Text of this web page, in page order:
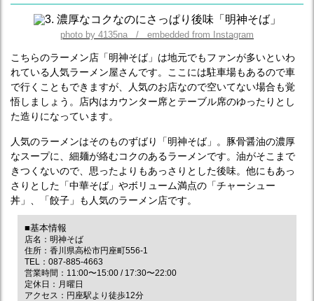
photo by 4135na / embedded from Instagram
こちらのラーメン店「明神そば」は地元でもファンが多いといわ
れている人気ラーメン屋さんです。ここには駐車場もあるので車
で行くこともできますが、人気のお店なので空いてない場合も覚
悟しましょう。店内はカウンター席とテーブル席のゆったりとし
た造りになっています。
人気のラーメンはそのものずばり「明神そば」。豚骨醤油の濃厚
なスープに、細麺が絡むコクのあるラーメンです。油がそこまで
きつくないので、思ったよりもあっさりとした後味。他にもあっ
さりとした「中華そば」やボリューム満点の「チャーシュー
丼」、「餃子」も人気のラーメン店です。
■基本情報
店名：明神そば
住所：香川県高松市円座町556-1
TEL：087-885-4663
営業時間：11:00〜15:00 / 17:30〜22:00
定休日：月曜日
アクセス：円座駅より徒歩12分